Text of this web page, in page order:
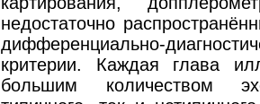
недостаточно
дифференциально-
критерии. Каждая глава
большим количеством